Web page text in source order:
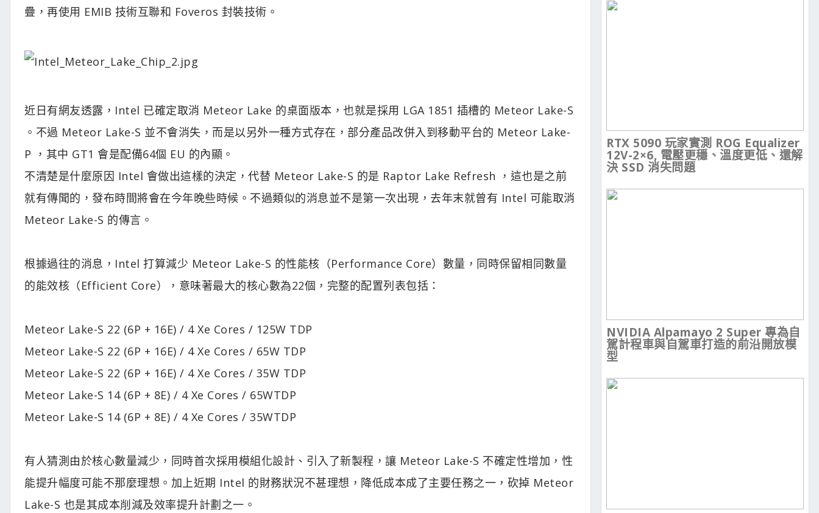
疊，再使用 EMIB 技術互聯和 Foveros 封裝技術。
近日有網友透露，Intel 已確定取消 Meteor Lake 的桌面版本，也就是採用 LGA 1851 插槽的 Meteor Lake-S
。不過 Meteor Lake-S 並不會消失，而是以另外一種方式存在，部分產品改併入到移動平台的 Meteor Lake-
P ，其中 GT1 會是配備64個 EU 的內顯。
不清楚是什麼原因 Intel 會做出這樣的決定，代替 Meteor Lake-S 的是 Raptor Lake Refresh ，這也是之前
就有傳聞的，發布時間將會在今年晚些時候。不過類似的消息並不是第一次出現，去年末就曾有 Intel 可能取消
Meteor Lake-S 的傳言。
根據過往的消息，Intel 打算減少 Meteor Lake-S 的性能核（Performance Core）數量，同時保留相同數量
的能效核（Efficient Core），意味著最大的核心數為22個，完整的配置列表包括：
Meteor Lake-S 22 (6P + 16E) / 4 Xe Cores / 125W TDP
Meteor Lake-S 22 (6P + 16E) / 4 Xe Cores / 65W TDP
Meteor Lake-S 22 (6P + 16E) / 4 Xe Cores / 35W TDP
Meteor Lake-S 14 (6P + 8E) / 4 Xe Cores / 65WTDP
Meteor Lake-S 14 (6P + 8E) / 4 Xe Cores / 35WTDP
有人猜測由於核心數量減少，同時首次採用模組化設計、引入了新製程，讓 Meteor Lake-S 不確定性增加，性
能提升幅度可能不那麼理想。加上近期 Intel 的財務狀況不甚理想，降低成本成了主要任務之一，砍掉 Meteor
Lake-S 也是其成本削減及效率提升計劃之一。
RTX 5090 玩家實測 ROG Equalizer
12V-2×6, 電壓更穩、溫度更低、還解
決 SSD 消失問題
NVIDIA Alpamayo 2 Super 專為自
駕計程車與自駕車打造的前沿開放模
型